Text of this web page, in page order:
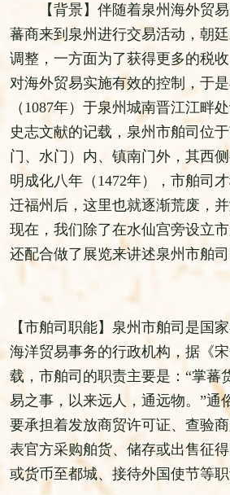
【背景】伴随着泉州海外贸易
蕃商来到泉州进行交易活动，朝
调整，一方面为了获得更多的税
对海外贸易实施有效的控制，于
（1087年）于泉州城南晋江江畔
史志文献的记载，泉州市舶司位
门、水门）内、镇南门外，其西
明成化八年（1472年），市舶司
迁福州后，这里也就逐渐荒废，并
现在，我们除了在水仙宫旁设立
还配合做了展览来讲述泉州市舶司
【市舶司职能】泉州市舶司是国
海洋贸易事务的行政机构，据《
载，市舶司的职责主要是：“掌蕃
易之事，以来远人，通远物。”通
要承担着发放商贸许可证、查验
表官方采购舶货、储存或出售征
或货币至都城、接待外国使节等职